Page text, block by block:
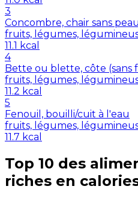
3
Concombre, chair sans
fruits, légumes,
11.1 kcal
4
Bette ou blette, côte (sans
fruits, légumes,
11.2 kcal
5
Fenouil, bouilli/cuit à l'eau
fruits, légumes,
11.7 kcal
Top 10 des
riches en